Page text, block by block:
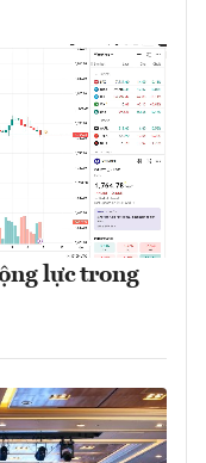
lực trong